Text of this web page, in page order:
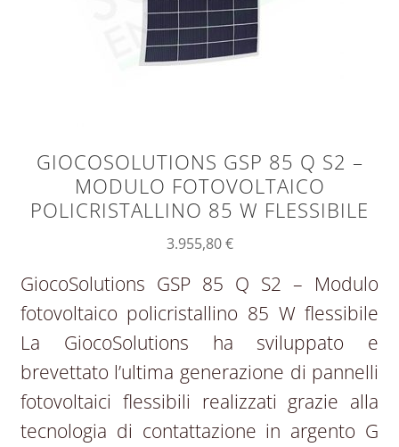
GIOCOSOLUTIONS GSP 85 Q S2 –
MODULO FOTOVOLTAICO
POLICRISTALLINO 85 W FLESSIBILE
3.955,80€
GiocoSolutions GSP 85 Q S2 – Modulo
fotovoltaico policristallino 85 W flessibile
La GiocoSolutions ha sviluppato e
brevettato l’ultima generazione di pannelli
fotovoltaici flessibili realizzati grazie alla
tecnologia di contattazione in argento G